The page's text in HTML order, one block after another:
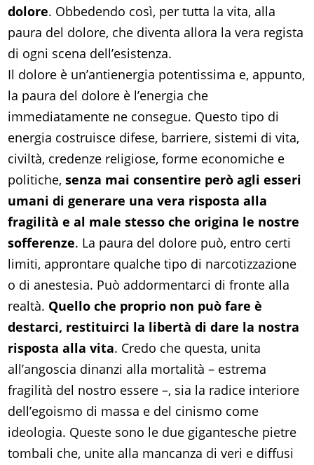
dolore. Obbedendo così, per tutta la vita, alla
paura del dolore, che diventa allora la vera regista
di ogni scena dell’esistenza.
Il dolore è un’antienergia potentissima e, appunto,
la paura del dolore è l’energia che
immediatamente ne consegue. Questo tipo di
energia costruisce difese, barriere, sistemi di vita,
civiltà, credenze religiose, forme economiche e
politiche,senza mai consentire però agli esseri
umani di generare una vera risposta alla
fragilità e al male stesso che origina le nostre
sofferenze. La paura del dolore può, entro certi
limiti, approntare qualche tipo di narcotizzazione
o di anestesia. Può addormentarci di fronte alla
realtà. Quello che proprio non può fare è
destarci, restituirci la libertà di dare la nostra
risposta alla vita. Credo che questa, unita
all’angoscia dinanzi alla mortalità – estrema
fragilità del nostro essere –, sia la radice interiore
dell’egoismo di massa e del cinismo come
ideologia. Queste sono le due gigantesche pietre
tombali che, unite alla mancanza di veri e diffusi